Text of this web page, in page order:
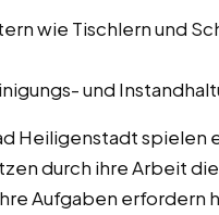
wie Tischlern und
und
Heiligenstadt spielen
durch ihre Arbeit
Aufgaben erfordern